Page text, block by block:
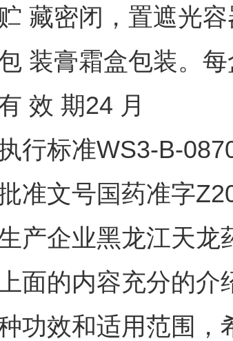
贮 藏密闭，置遮光容
装膏霜盒包装。每
效 期24 月
行标准WS3-B-
准文号国药准字
产企业黑龙江天龙
上面的内容充分的
功效和适用范围，